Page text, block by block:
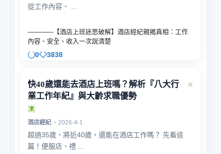
從工作內容、 ...
————【酒店上班迷思破解】酒店經紀親揭真相：工作
內容、安全、收入一次說清楚
0 3838
快40歲還能去酒店上班嗎？解析『八大行
業工作年紀』與大齡求職優勢
酒店經紀 • 2026-4-1
超過35歲、將近40歲，還能在酒店工作嗎？ 先看這
篇！便服店、禮 ...